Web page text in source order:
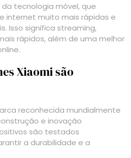
tecnologia móvel, que
internet muito mais rápidas e
Isso significa streaming,
rápidos, além de uma melhor
Xiaomi são
reconhecida mundialmente
e inovação
são testados
a durabilidade e a